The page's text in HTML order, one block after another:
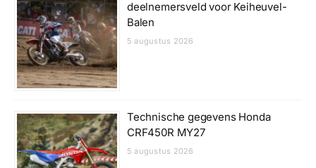
deelnemersveld voor Keiheuvel-
Balen
5 augustus 2026
Technische gegevens Honda
CRF450R MY27
5 augustus 2026